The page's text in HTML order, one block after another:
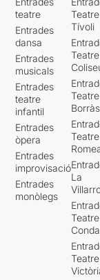
teatre
Entrades
dansa
Entrades
musicals
Entrades
teatre
infantil
Entrades
òpera
Entrades
improvisació
Entrades
monòlegs
Teatre
Tívoli
Teatre
Teatre
Borràs
Teatre
La
Teatre
Teatre